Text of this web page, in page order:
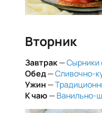
Вторник
Завтрак—Сырники
Обед—Сливочно-
Ужин —
К чаю —Ванильно-